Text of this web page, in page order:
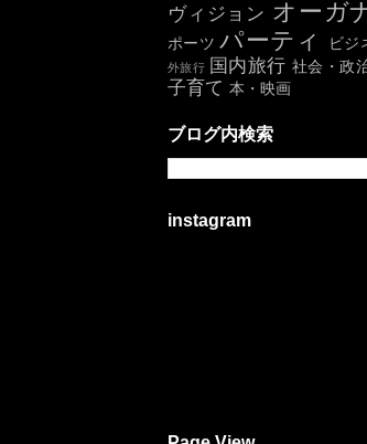
ヴィジョン オーガ
ポーツパーティ ビジ
外旅行 国内旅行 社会・政
子育て 本・映画
ブログ内検索
instagram